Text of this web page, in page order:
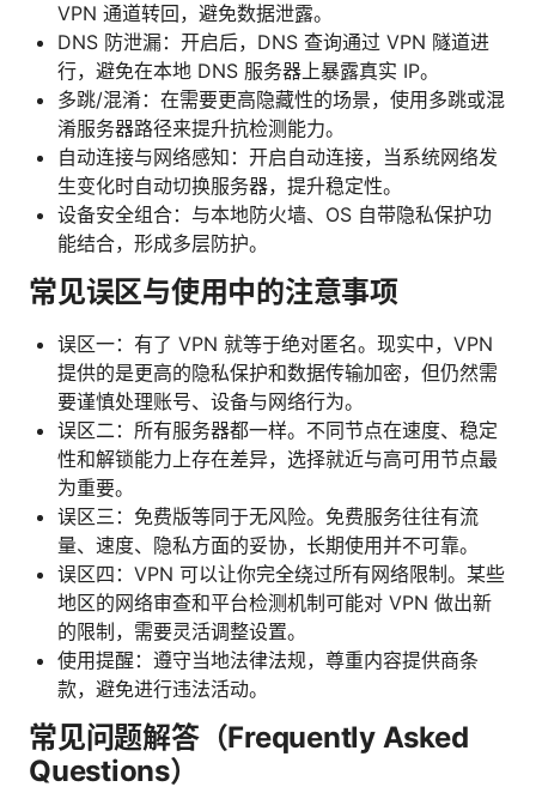
VPN 通道转回，避免数据泄露。
DNS 防泄漏：开启后，DNS 查询通过 VPN 隧道进
行，避免在本地 DNS 服务器上暴露真实 IP。
多跳/混淆：在需要更高隐藏性的场景，使用多跳或混
淆服务器路径来提升抗检测能力。
自动连接与网络感知：开启自动连接，当系统网络发
生变化时自动切换服务器，提升稳定性。
设备安全组合：与本地防火墙、OS 自带隐私保护功
能结合，形成多层防护。
常见误区与使用中的注意事项
误区一：有了 VPN 就等于绝对匿名。现实中，VPN
提供的是更高的隐私保护和数据传输加密，但仍然需
要谨慎处理账号、设备与网络行为。
误区二：所有服务器都一样。不同节点在速度、稳定
性和解锁能力上存在差异，选择就近与高可用节点最
为重要。
误区三：免费版等同于无风险。免费服务往往有流
量、速度、隐私方面的妥协，长期使用并不可靠。
误区四：VPN 可以让你完全绕过所有网络限制。某些
地区的网络审查和平台检测机制可能对 VPN 做出新
的限制，需要灵活调整设置。
使用提醒：遵守当地法律法规，尊重内容提供商条
款，避免进行违法活动。
常见问题解答（Frequently Asked
Questions）